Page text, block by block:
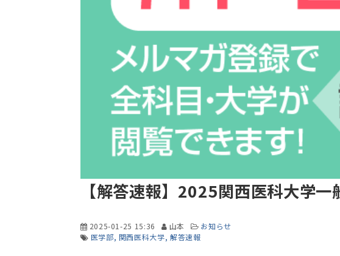
【解答速報】2025関西医科大学
2025-01-25 15:36 山本
お知らせ
医学部 関西医科大学 解答速報